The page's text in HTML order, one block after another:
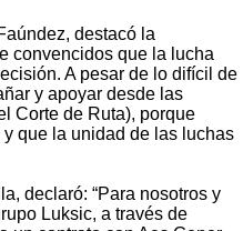
destacó la
convencidos que la lucha
A pesar de lo difícil de
y apoyar desde las
Corte de Ruta), porque
que la unidad de las luchas
declaró: “Para nosotros y
Luksic, a través de